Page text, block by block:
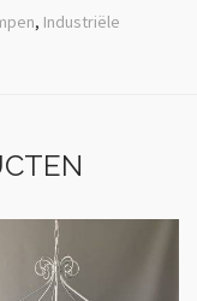
, Industriële